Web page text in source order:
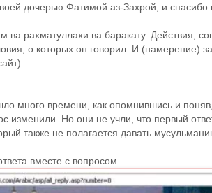
дочерью Фатимой аз-Захрой, и спасибо
ва рахматуллахи ва баракату. Действия,
о которых он говорил. И (намерение)
много времени, как опомнившись и
изменили. Но они не учли, что первый
также не полагается давать
вместе с вопросом.